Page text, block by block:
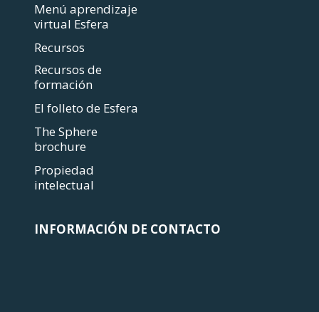
Menú aprendizaje
virtual Esfera
Recursos
Recursos de
formación
El folleto de Esfera
The Sphere
brochure
Propiedad
intelectual
INFORMACIÓN DE CONTACTO